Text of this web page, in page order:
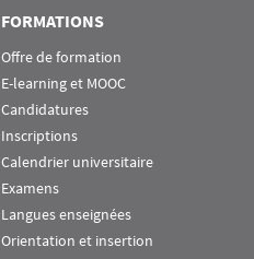
FORMATIONS
Offre de formation
E-learning et MOOC
Candidatures
Inscriptions
Calendrier universitaire
Examens
Langues enseignées
Orientation et insertion